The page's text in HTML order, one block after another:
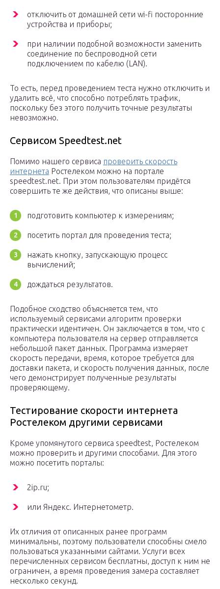
отключить от домашней сети wi-fi посторонние
устройства и приборы;
при наличии подобной возможности заменить
соединение по беспроводной сети
подключением по кабелю (LAN).
То есть, перед проведением теста нужно отключить и
удалить всё, что способно потреблять трафик,
поскольку без этого получить точные результаты
невозможно.
Сервисом Speedtest.net
Помимо нашего сервиса проверить скорость
интернета Ростелеком можно на портале
speedtest.net. При этом пользователям придётся
совершить те же действия, что описаны выше:
подготовить компьютер к измерениям;
посетить портал для проведения теста;
нажать кнопку, запускающую процесс
вычислений;
дождаться результатов.
Подобное сходство объясняется тем, что
используемый сервисами алгоритм проверки
практически идентичен. Он заключается в том, что с
компьютера пользователя на сервер отправляется
небольшой пакет данных. Программа измеряет
скорость передачи, время, которое требуется для
доставки пакета, и скорость получения данных, после
чего демонстрирует полученные результаты
проверяющему.
Тестирование скорости интернета
Ростелеком другими сервисами
Кроме упомянутого сервиса speedtest, Ростелеком
можно проверить и другими способами. Для этого
можно посетить порталы:
2ip.ru;
или Яндекс. Интернетометр.
Их отличия от описанных ранее программ
минимальны, поэтому пользователи способны смело
пользоваться указанными сайтами. Услуги всех
перечисленных сервисом бесплатны, доступ к ним не
ограничен, а время проведения замера составляет
несколько секунд.